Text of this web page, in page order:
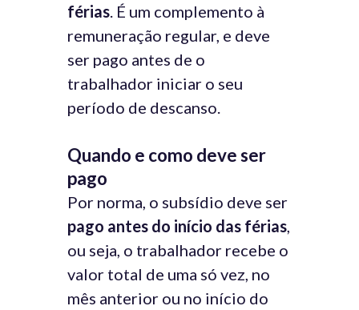
férias. É um complemento à
remuneração regular, e deve
ser pago antes de o
trabalhador iniciar o seu
período de descanso.
Quando e como deve ser
pago
Por norma, o subsídio deve ser
pago antes do início das férias,
ou seja, o trabalhador recebe o
valor total de uma só vez, no
mês anterior ou no início do